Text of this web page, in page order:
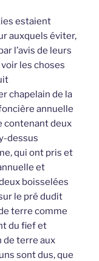
estaient
auxquels éviter,
l’avis de leurs
les choses
chapelain de la
annuelle
contenant deux
dessus
qui ont pris et
et
boisselées
le pré dudit
terre comme
du fief et
de terre aux
sont dus, que